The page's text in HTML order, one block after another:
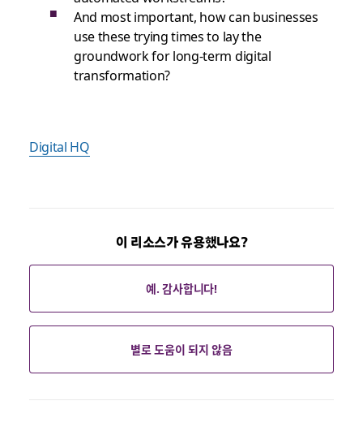
And most important, how can businesses
use these trying times to lay the
groundwork for long-term digital
transformation?
Digital HQ
이 리소스가 유용했나요?
예. 감사합니다!
별로 도움이 되지 않음